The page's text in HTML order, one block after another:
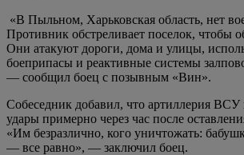
«В Пыльном, Харьковская область, нет
Противник обстреливает поселок, чтобы
Они атакуют дороги, дома и улицы,
боеприпасы и реактивные системы
— сообщил боец с позывным «Вин».
Собеседник добавил, что артиллерия ВСУ
удары примерно через час после
«Им безразлично, кого уничтожать:
— все равно», — заключил боец.